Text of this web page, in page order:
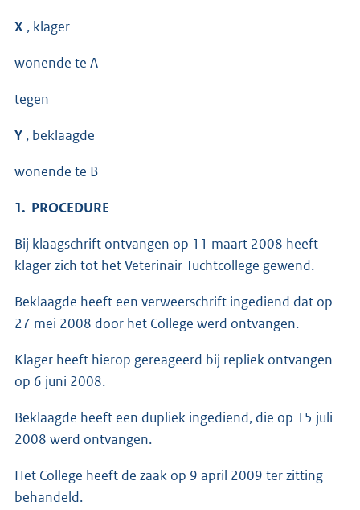
X , klager
wonende te A
tegen
Y , beklaagde
wonende te B
1. PROCEDURE
Bij klaagschrift ontvangen op 11 maart 2008 heeft
klager zich tot het Veterinair Tuchtcollege gewend.
Beklaagde heeft een verweerschrift ingediend dat op
27 mei 2008 door het College werd ontvangen.
Klager heeft hierop gereageerd bij repliek ontvangen
op 6 juni 2008.
Beklaagde heeft een dupliek ingediend, die op 15 juli
2008 werd ontvangen.
Het College heeft de zaak op 9 april 2009 ter zitting
behandeld.